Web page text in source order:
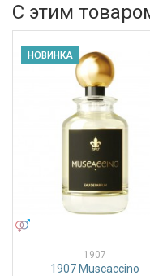
С этим
НОВИНКА
1907
1907 Muscaccino